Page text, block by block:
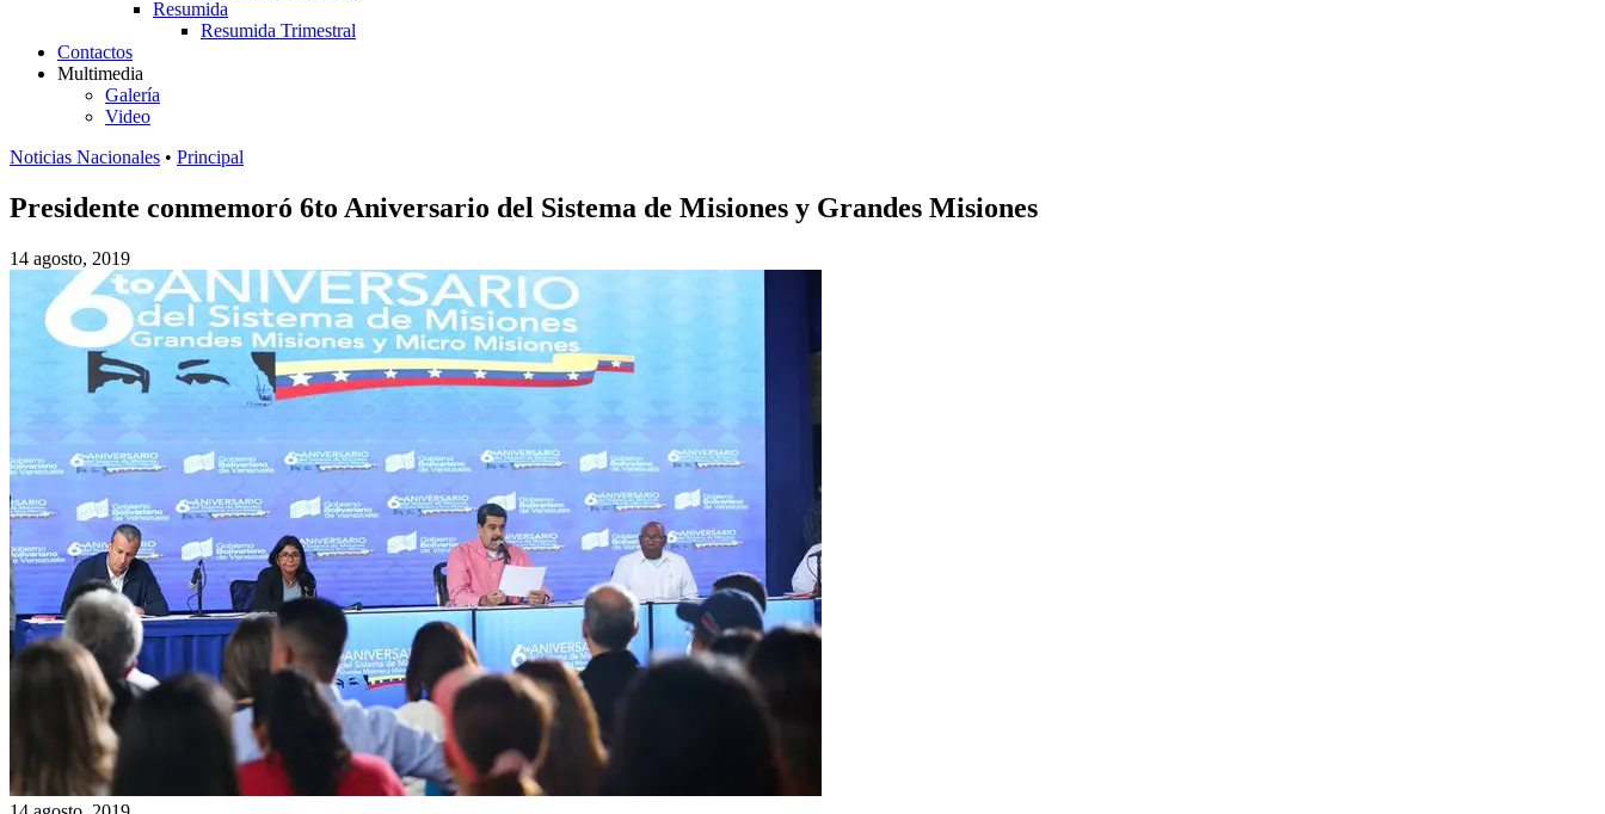
Resumida
Resumida Trimestral
Contactos
Multimedia
Galería
Video
Noticias Nacionales • Principal
Presidente conmemoró 6to Aniversario del Sistema de Misiones y Grandes Misiones
14 agosto, 2019